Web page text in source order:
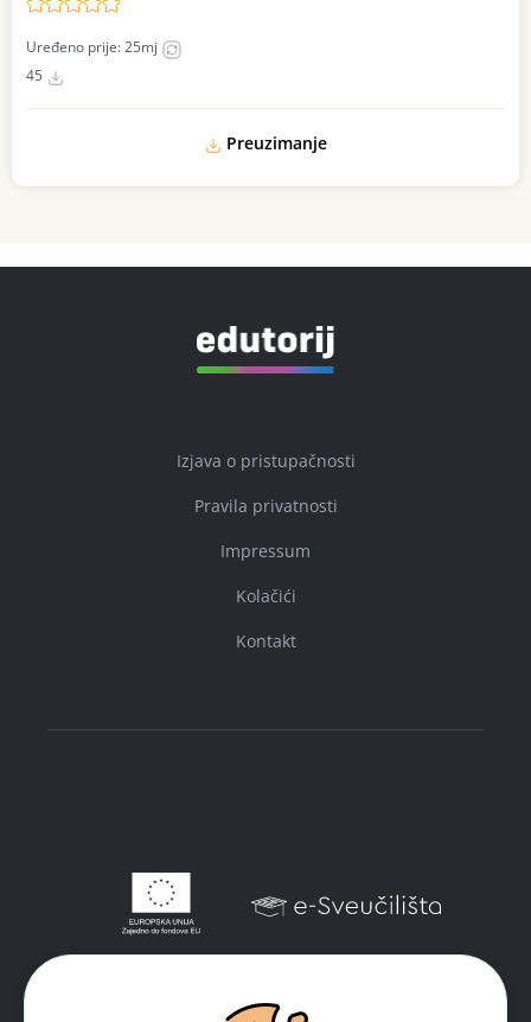
Uređeno prije: 25mj
45
Preuzimanje
Izjava o pristupačnosti
Pravila privatnosti
Impressum
Kolačići
Kontakt